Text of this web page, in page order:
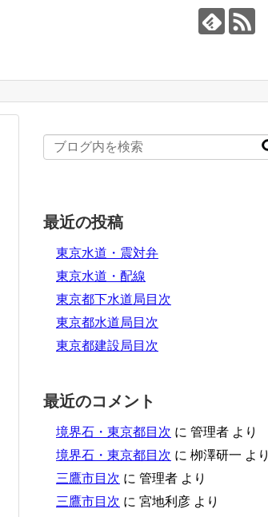
最近の投稿
東京水道・震対弁
東京水道・配線
東京都下水道局目次
東京都水道局目次
東京都建設局目次
最近のコメント
境界石・東京都目次 に 管理者 より
境界石・東京都目次 に 栁澤研一 より
三鷹市目次 に 管理者 より
三鷹市目次 に 宮地利彦 より